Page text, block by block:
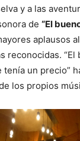
y a las
de “El
aplausos
reconocidas. “El
tenía un precio”
los propios